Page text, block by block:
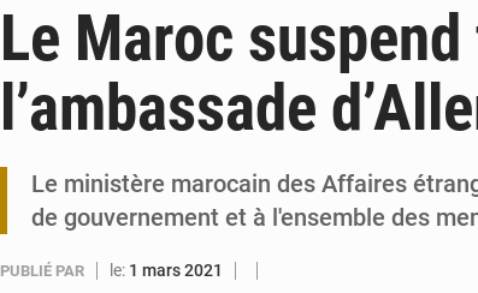
5 août 2026 Maurice :
5 août 2026 Togo : 300 000
Le Maroc
l’ambassade
Le ministère marocain des Affaires
de gouvernement et à l'ensemble des
PUBLIÉ PAR le: 1 mars 2021